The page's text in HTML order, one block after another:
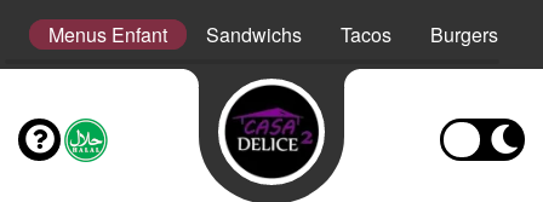
Menus Enfant Sandwichs Tacos Burgers